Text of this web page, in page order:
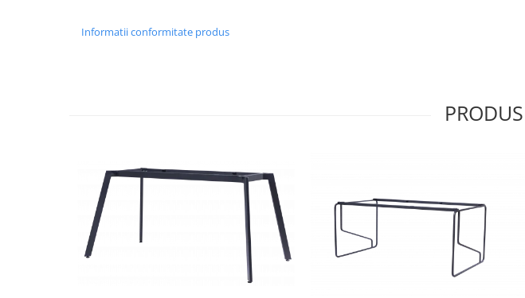
Informatii conformitate produs